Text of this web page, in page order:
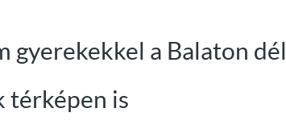
gyerekekkel a Balaton
térképen is